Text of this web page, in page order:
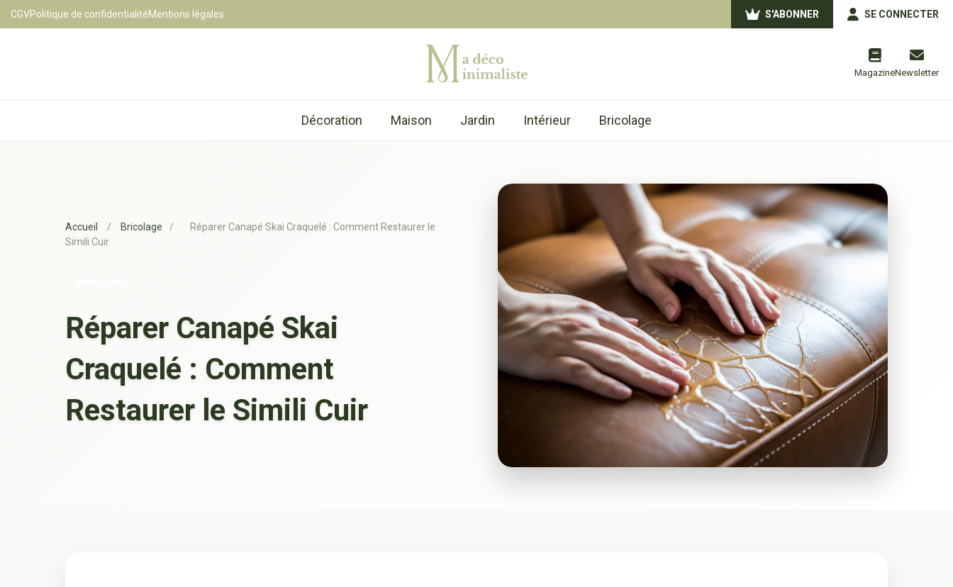
CGVPolitique de confidentialitéMentions légales S'ABONNER SE CONNECTER
MagazineNewsletter
Décoration Maison Jardin Intérieur Bricolage
Accueil / Bricolage /
Réparer Canapé Skai Craquelé : Comment Restaurer le
Simili Cuir
Réparer Canapé Skai
Craquelé : Comment
Restaurer le Simili Cuir